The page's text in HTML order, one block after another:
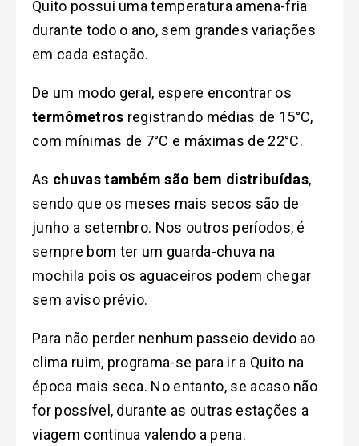
Quito possui uma temperatura amena-fria
durante todo o ano, sem grandes variações
em cada estação.
De um modo geral, espere encontrar os
termômetros registrando médias de 15°C,
com mínimas de 7°C e máximas de 22°C.
As chuvas também são bem distribuídas,
sendo que os meses mais secos são de
junho a setembro. Nos outros períodos, é
sempre bom ter um guarda-chuva na
mochila pois os aguaceiros podem chegar
sem aviso prévio.
Para não perder nenhum passeio devido ao
clima ruim, programa-se para ir a Quito na
época mais seca. No entanto, se acaso não
for possível, durante as outras estações a
viagem continua valendo a pena.